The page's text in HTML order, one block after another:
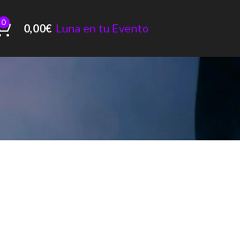
0 0,00€ Luna en tu Evento